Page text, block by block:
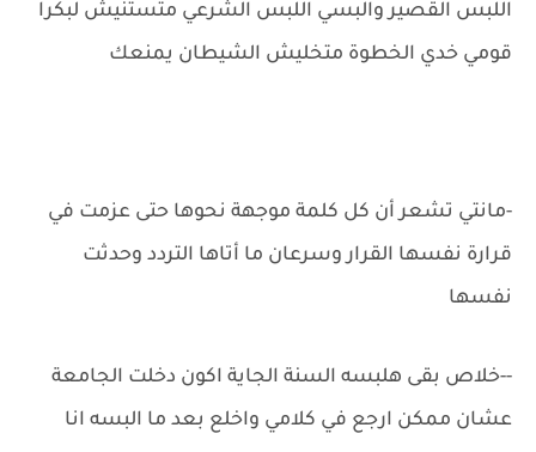
اللبس القصير والبسي اللبس الشرعي متستنيش لبكرا
قومي خدي الخطوة متخليش الشيطان يمنعك
-مانتي تشعر أن كل كلمة موجهة نحوها حتى عزمت في
قرارة نفسها القرار وسرعان ما أتاها التردد وحدثت
نفسها
-‏-‏خلاص بقى هلبسه السنة الجاية اكون دخلت الجامعة
عشان ممكن ارجع في كلامي واخلع بعد ما البسه انا